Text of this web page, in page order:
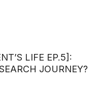
LIFE EP.5]:
JOURNEY?